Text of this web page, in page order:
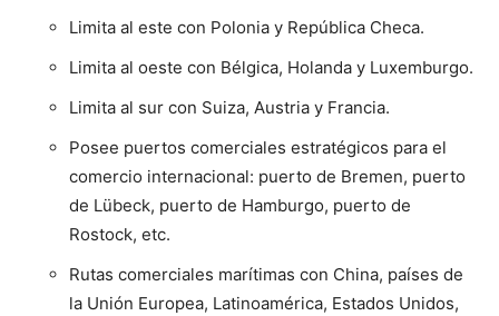
Limita al este con Polonia y República Checa.
Limita al oeste con Bélgica, Holanda y Luxemburgo.
Limita al sur con Suiza, Austria y Francia.
Posee puertos comerciales estratégicos para el
comercio internacional: puerto de Bremen, puerto
de Lübeck, puerto de Hamburgo, puerto de
Rostock, etc.
Rutas comerciales marítimas con China, países de
la Unión Europea, Latinoamérica, Estados Unidos,